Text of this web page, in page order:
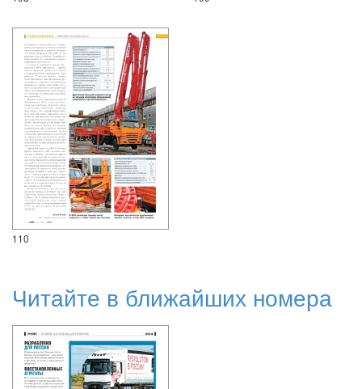
110
Читайте в ближайших номера